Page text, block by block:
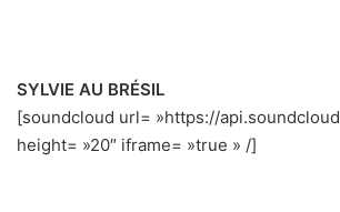
SYLVIE AU BRÉSIL
[soundcloud url= »https://
height= »20″ iframe= »true » /]